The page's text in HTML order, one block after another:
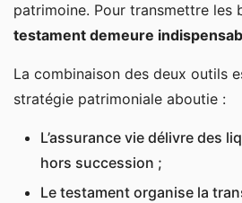
patrimoine. Pour transmettre les
testament demeure
La combinaison des deux outils
stratégie patrimoniale aboutie :
L’assurance vie délivre des
hors succession ;
Le testament organise la